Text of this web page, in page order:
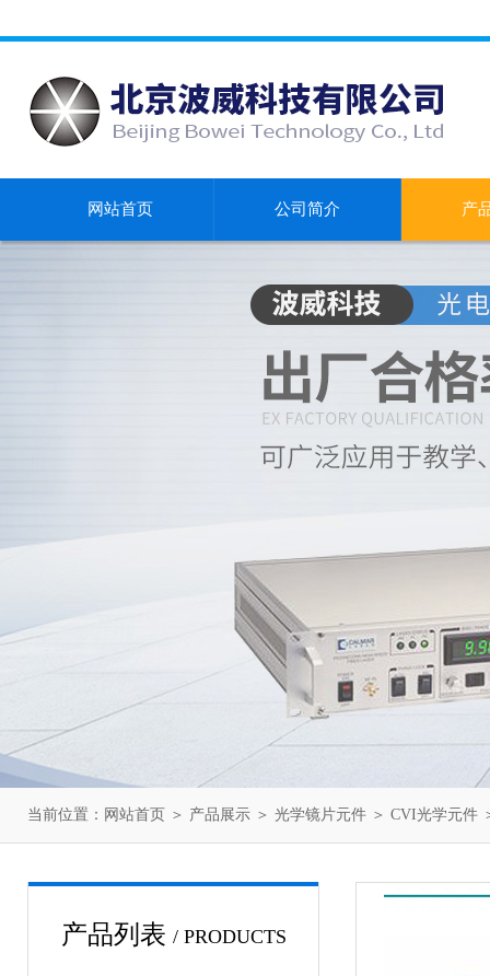
网站首页 公司简介 产
当前位置： 网站首页 ＞ 产品展示 ＞ 光学镜片元件 ＞ CVI光学元件
产品列表 / PRODUCTS